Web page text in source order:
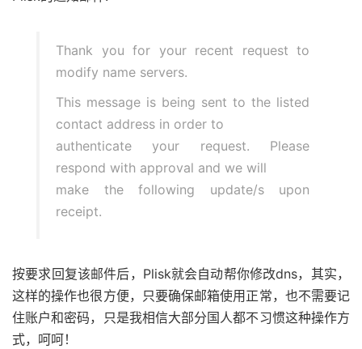
Thank you for your recent request to
modify name servers.
This message is being sent to the listed
contact address in order to
authenticate your request. Please
respond with approval and we will
make the following update/s upon
receipt.
按要求回复该邮件后，Plisk就会自动帮你修改dns，其实，
这样的操作也很方便，只要确保邮箱使用正常，也不需要记
住账户和密码，只是我相信大部分国人都不习惯这种操作方
式，呵呵！